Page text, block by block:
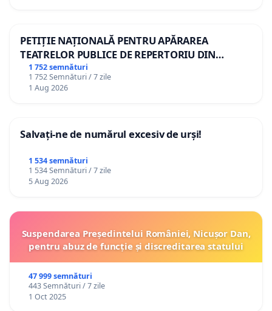
PETIȚIE NAȚIONALĂ PENTRU APĂRAREA
TEATRELOR PUBLICE DE REPERTORIU DIN
ROMÂNIA
1 752 semnături
1 752 Semnături / 7 zile
1 Aug 2026
Salvați-ne de numărul excesiv de urși!
1 534 semnături
1 534 Semnături / 7 zile
5 Aug 2026
Suspendarea Președintelui României, Nicușor Dan,
pentru abuz de funcție și discreditarea statului
47 999 semnături
443 Semnături / 7 zile
1 Oct 2025